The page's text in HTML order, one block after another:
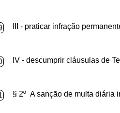
III - praticar infração
IV - descumprir cláusulas de
§ 2º A sanção de multa diária